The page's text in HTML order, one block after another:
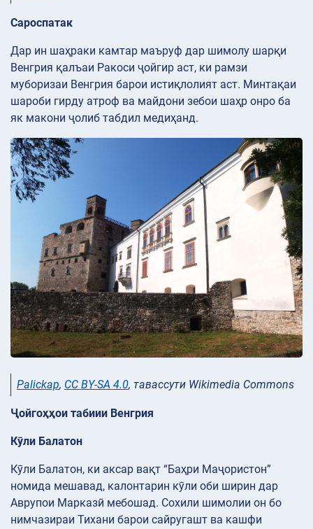
Сароспатак
Дар ин шаҳраки камтар маъруф дар шимолу шарқи
Венгрия қалъаи Ракоси ҷойгир аст, ки рамзи
муборизаи Венгрия барои истиқлолият аст. Минтақаи
шароби гирду атроф ва майдони зебои шаҳр онро ба
як макони ҷолиб табдил медиҳанд.
Palickap, CC BY-SA 4.0, тавассути Wikimedia Commons
Ҷойгоҳҳои табиии Венгрия
Кӯли Балатон
Кӯли Балатон, ки аксар вақт “Баҳри Маҷористон”
номида мешавад, калонтарин кӯли оби ширин дар
Аврупои Марказӣ мебошад. Сохили шимолии он бо
нимчазираи Тихани барои сайругашт ва кашфи